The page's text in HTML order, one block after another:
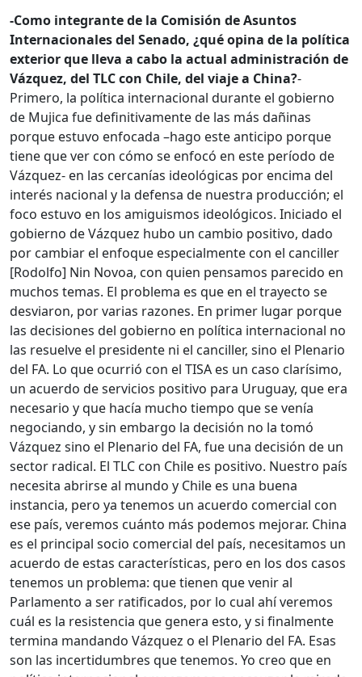
-Como integrante de la Comisión de Asuntos
Internacionales del Senado, ¿qué opina de la política
exterior que lleva a cabo la actual administración de
Vázquez, del TLC con Chile, del viaje a China?-
Primero, la política internacional durante el gobierno
de Mujica fue definitivamente de las más dañinas
porque estuvo enfocada –hago este anticipo porque
tiene que ver con cómo se enfocó en este período de
Vázquez- en las cercanías ideológicas por encima del
interés nacional y la defensa de nuestra producción; el
foco estuvo en los amiguismos ideológicos. Iniciado el
gobierno de Vázquez hubo un cambio positivo, dado
por cambiar el enfoque especialmente con el canciller
[Rodolfo] Nin Novoa, con quien pensamos parecido en
muchos temas. El problema es que en el trayecto se
desviaron, por varias razones. En primer lugar porque
las decisiones del gobierno en política internacional no
las resuelve el presidente ni el canciller, sino el Plenario
del FA. Lo que ocurrió con el TISA es un caso clarísimo,
un acuerdo de servicios positivo para Uruguay, que era
necesario y que hacía mucho tiempo que se venía
negociando, y sin embargo la decisión no la tomó
Vázquez sino el Plenario del FA, fue una decisión de un
sector radical. El TLC con Chile es positivo. Nuestro país
necesita abrirse al mundo y Chile es una buena
instancia, pero ya tenemos un acuerdo comercial con
ese país, veremos cuánto más podemos mejorar. China
es el principal socio comercial del país, necesitamos un
acuerdo de estas características, pero en los dos casos
tenemos un problema: que tienen que venir al
Parlamento a ser ratificados, por lo cual ahí veremos
cuál es la resistencia que genera esto, y si finalmente
termina mandando Vázquez o el Plenario del FA. Esas
son las incertidumbres que tenemos. Yo creo que en